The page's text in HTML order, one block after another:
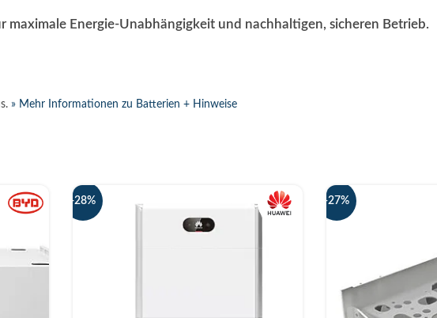
maximale Energie-Unabhängigkeit und nachhaltigen, sicheren Betrieb.
» Mehr Informationen zu Batterien + Hinweise
-28% -27%